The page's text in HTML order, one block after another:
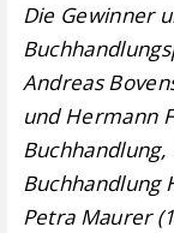
Die Gewinner
Andreas
und Hermann
Buchhandlung
Petra Maurer